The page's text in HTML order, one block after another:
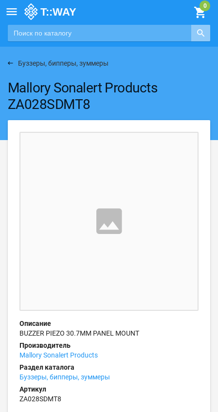

Буззеры, бипперы, зуммеры
Mallory Sonalert Products
ZA028SDMT8
Описание
BUZZER PIEZO 30.7MM PANEL MOUNT
Производитель
Mallory Sonalert Products
Раздел каталога
Буззеры, бипперы, зуммеры
Артикул
ZA028SDMT8